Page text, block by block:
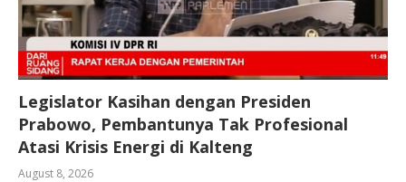
Legislator Kasihan dengan Presiden
Prabowo, Pembantunya Tak Profesional
Atasi Krisis Energi di Kalteng
August 8, 2026